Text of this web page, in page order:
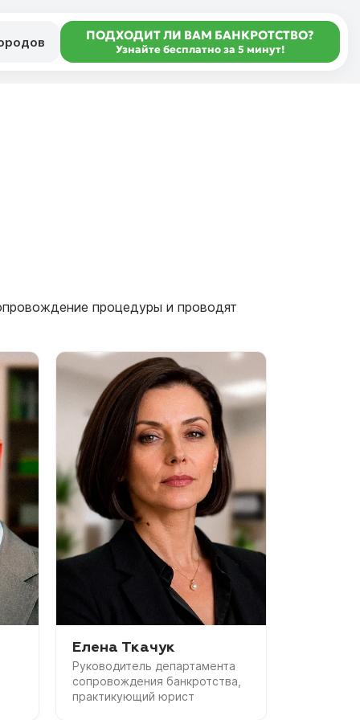
ПОДХОДИТ ЛИ ВАМ БАНКРОТСТВО?
Узнайте бесплатно за 5 минут!
процедуры и проводят
Елена Ткачук
Руководитель департамента
сопровождения банкротства,
практикующий юрист